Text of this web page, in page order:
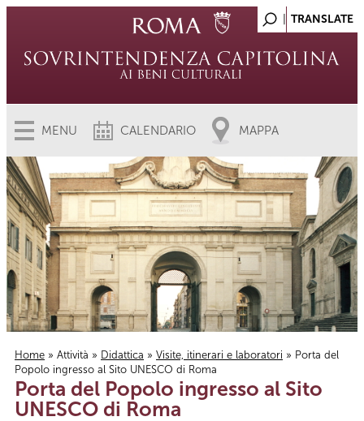
MENU CALENDARIO MAPPA
Tu sei qui
Home » Attività » Didattica » Visite, itinerari e laboratori » Porta del
Popolo ingresso al Sito UNESCO di Roma
Porta del Popolo ingresso al Sito
UNESCO di Roma